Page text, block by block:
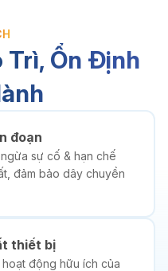
Trì, Ổn Định
đoạn
sự cố & hạn chế
đảm bảo dây chuyền
thiết bị
động hữu ích của